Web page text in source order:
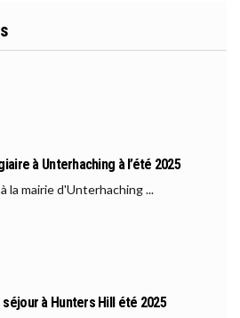
à Unterhaching à l’été 2025
la mairie d'Unterhaching ...
à Hunters Hill été 2025